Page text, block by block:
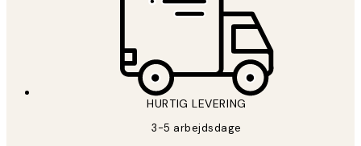
HURTIG LEVERING
3-5 arbejdsdage